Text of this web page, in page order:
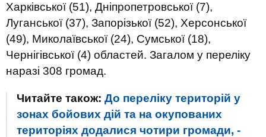
Харківської (51), Дніпропетровської (7),
Луганської (37), Запорізької (52), Херсонської
(49), Миколаївської (24), Сумської (18),
Чернігівської (4) областей. Загалом у переліку
наразі 308 громад.
Читайте також: До переліку територій у
зонах бойових дій та на окупованих
територіях додалися чотири громади, -